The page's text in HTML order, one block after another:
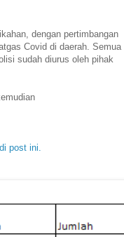
dengan pertimbangan
Covid di daerah. Semua
sudah diurus oleh pihak
di post ini.